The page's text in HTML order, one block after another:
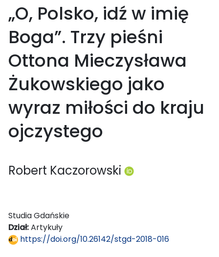
„O, Polsko, idź w imię
Boga”. Trzy pieśni
Ottona Mieczysława
Żukowskiego jako
wyraz miłości do kraju
ojczystego
Robert Kaczorowski
Studia Gdańskie
Dział:Artykuły
https://doi.org/10.26142/stgd-2018-016